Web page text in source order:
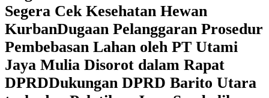
Segera Cek Kesehatan Hewan
KurbanDugaan Pelanggaran Prosedur
Pembebasan Lahan oleh PT Utami
Jaya Mulia Disorot dalam Rapat
DPRDDukungan DPRD Barito Utara